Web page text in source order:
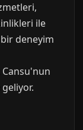
ile
deneyim